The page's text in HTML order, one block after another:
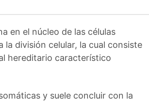
en el núcleo de las células
división celular, la cual consiste
hereditario característico
y suele concluir con la